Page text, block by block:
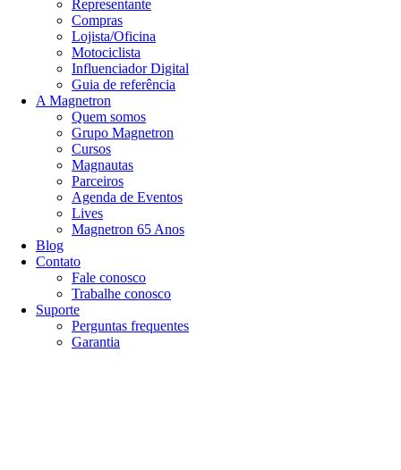
Representante
Compras
Lojista/Oficina
Motociclista
Influenciador Digital
Guia de referência
A Magnetron
Quem somos
Grupo Magnetron
Cursos
Magnautas
Parceiros
Agenda de Eventos
Lives
Magnetron 65 Anos
Blog
Contato
Fale conosco
Trabalhe conosco
Suporte
Perguntas frequentes
Garantia